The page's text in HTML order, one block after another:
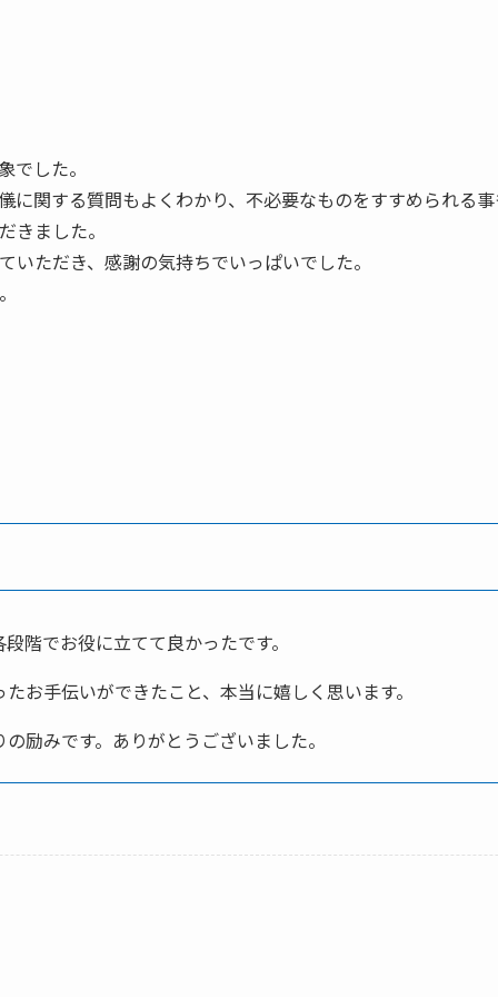
でした。
に関する質問もよくわかり、不必要なものをすすめられる
きました。
いただき、感謝の気持ちでいっぱいでした。
階でお役に立てて良かったです。
お手伝いができたこと、本当に嬉しく思います。
励みです。ありがとうございました。